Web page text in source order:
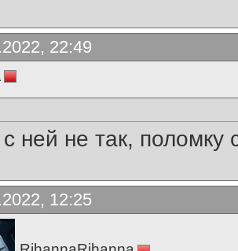
22:49
ней не так, поломку
12:25